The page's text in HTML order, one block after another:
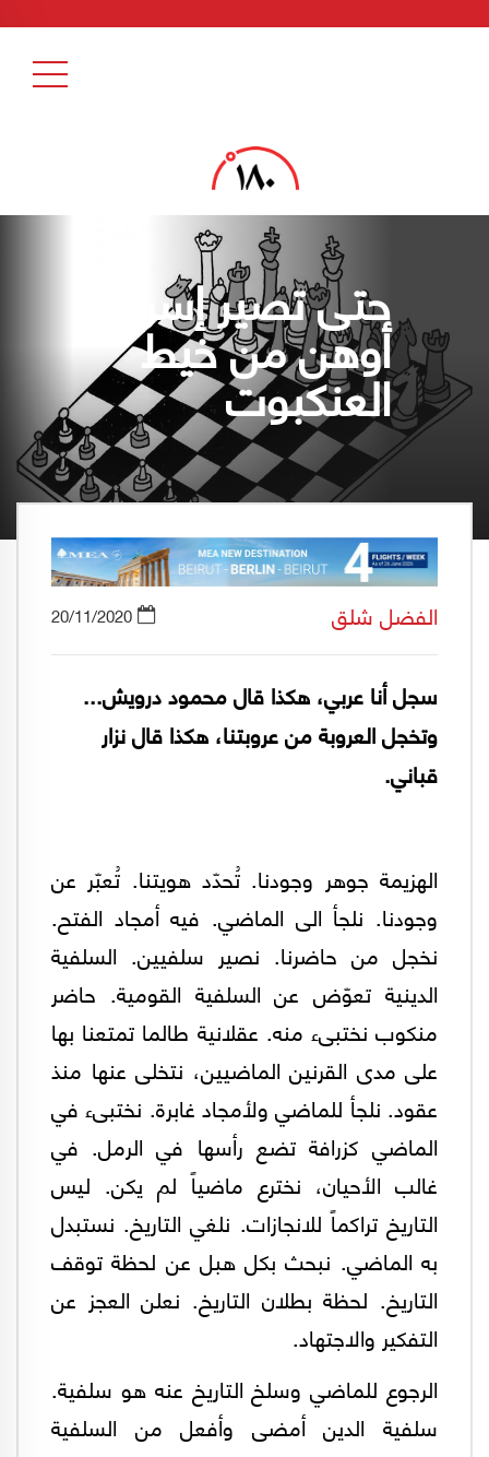
حتى تصير إسرائيل
أوهن من خيط
العنكبوت
الفضل شلق 20/11/2020
سجل أنا عربي، هكذا قال محمود درويش...
وتخجل العروبة من عروبتنا، هكذا قال نزار
قباني.
الهزيمة جوهر وجودنا. تُحدّد هويتنا. تُعبّر عن
وجودنا. نلجأ الى الماضي. فيه أمجاد الفتح.
نخجل من حاضرنا. نصير سلفيين. السلفية
الدينية تعوّض عن السلفية القومية. حاضر
منكوب نختبىء منه. عقلانية طالما تمتعنا بها
على مدى القرنين الماضيين، نتخلى عنها منذ
عقود. نلجأ للماضي ولأمجاد غابرة. نختبىء في
الماضي كزرافة تضع رأسها في الرمل. في
غالب الأحيان، نخترع ماضياً لم يكن. ليس
التاريخ تراكماً للانجازات. نلغي التاريخ. نستبدل
به الماضي. نبحث بكل هبل عن لحظة توقف
التاريخ. لحظة بطلان التاريخ. نعلن العجز عن
التفكير والاجتهاد.
الرجوع للماضي وسلخ التاريخ عنه هو سلفية.
سلفية الدين أمضى وأفعل من السلفية